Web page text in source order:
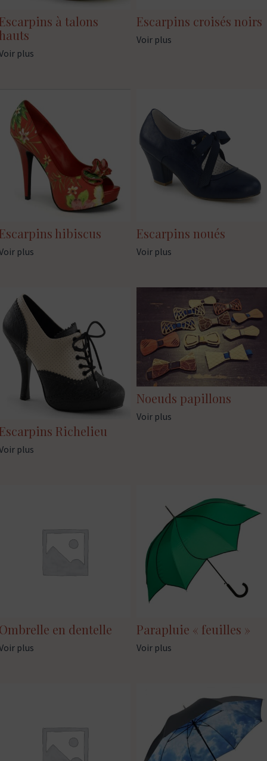
à talons
plus
Escarpins croisés noirs
Voir plus
hibiscus
plus
Escarpins noués
Voir plus
Richelieu
plus
Noeuds papillons
Voir plus
en dentelle
plus
Parapluie « feuilles »
Voir plus